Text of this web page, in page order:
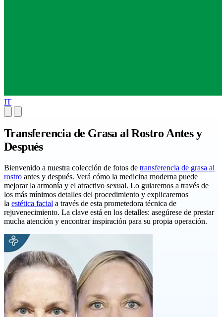
IT
Transferencia de Grasa al Rostro Antes y
Después
Bienvenido a nuestra colección de fotos de transferencia de grasa al
rostro antes y después. Verá cómo la medicina moderna puede
mejorar la armonía y el atractivo sexual. Lo guiaremos a través de
los más mínimos detalles del procedimiento y explicaremos
la estética facial a través de esta prometedora técnica de
rejuvenecimiento. La clave está en los detalles: asegúrese de prestar
mucha atención y encontrar inspiración para su propia operación.